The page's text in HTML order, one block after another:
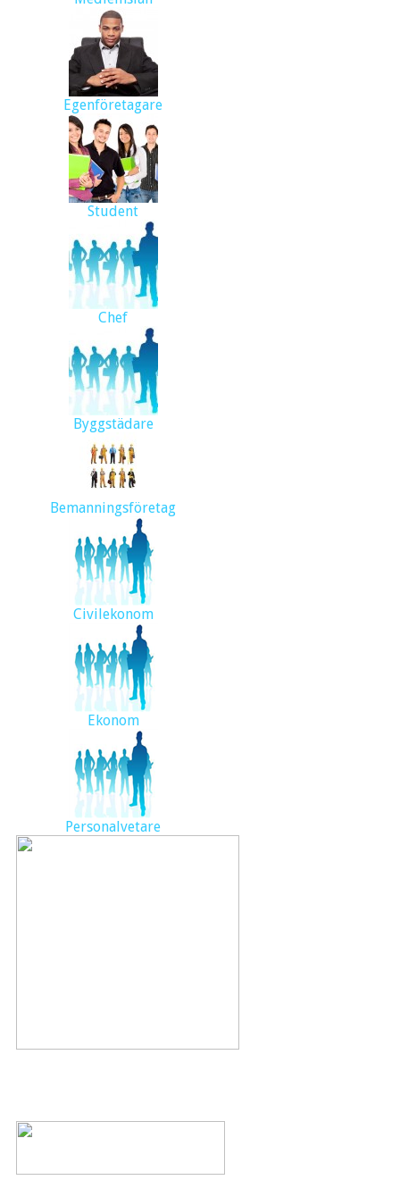
Egenföretagare
Student
Chef
Byggstädare
Bemanningsföretag
Civilekonom
Ekonom
Personalvetare